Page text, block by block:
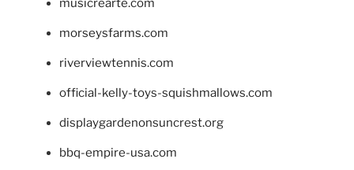
musicrearte.com
morseysfarms.com
riverviewtennis.com
official-kelly-toys-squishmallows.com
displaygardenonsuncrest.org
bbq-empire-usa.com